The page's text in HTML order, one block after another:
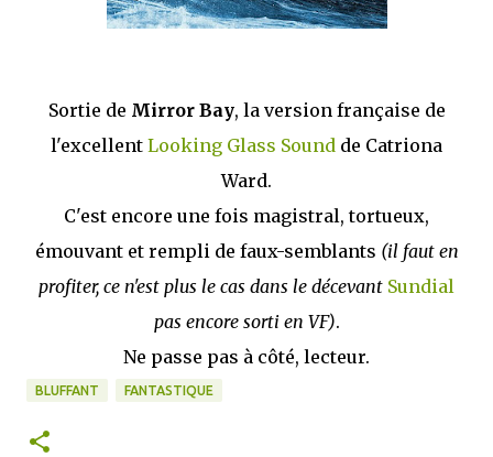
Sortie de Mirror Bay, la version française de
l'excellent Looking Glass Sound de Catriona
Ward.
C'est encore une fois magistral, tortueux,
émouvant et rempli de faux-semblants (il faut en
profiter, ce n'est plus le cas dans le décevant Sundial
pas encore sorti en VF).
Ne passe pas à côté, lecteur.
BLUFFANT FANTASTIQUE